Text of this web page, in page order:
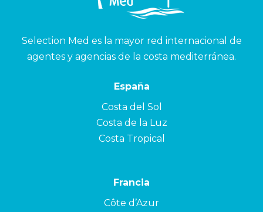
Selection Med es la mayor red internacional de
agentes y agencias de la costa mediterránea.
España
Costa del Sol
Costa de la Luz
Costa Tropical
Francia
Côte d’Azur